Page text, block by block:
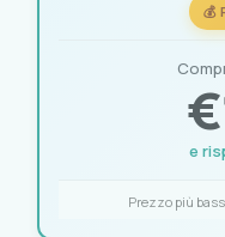
💰
€
e
Prezzo più